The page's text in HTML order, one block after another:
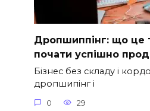
Дропшиппінг: що це
почати успішно
Бізнес без складу і
дропшипінг і
0 29